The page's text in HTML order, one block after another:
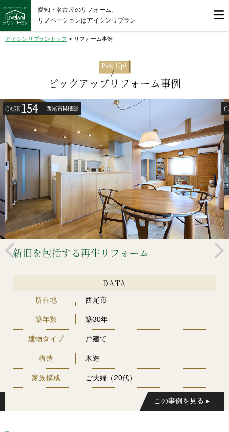
愛知・名古屋のリフォーム、
リノベーションはアイシンリブラン
アイシンリブラントップ> リフォーム事例
ピックアップリフォーム事例
CASE154 西尾市M様邸
新旧を包括する再生リフォーム
DATA
所在地 西尾市
築年数 築30年
建物タイプ 戸建て
構造 木造
家族構成 ご夫婦（20代）